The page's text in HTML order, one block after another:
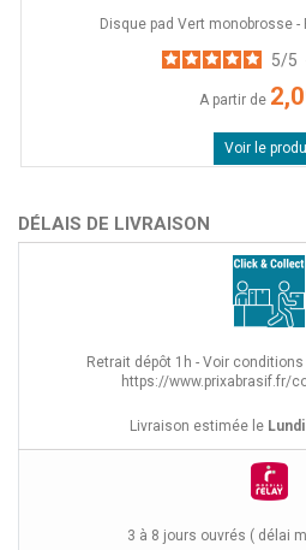
Disque pad Vert monobrosse -
5/5
A partir de
Voir le
DÉLAIS DE LIVRAISON
Retrait dépôt 1h - Voir
https://www.prixabrasif.fr/
Livraison estimée le
3 à 8 jours ouvrés ( délai